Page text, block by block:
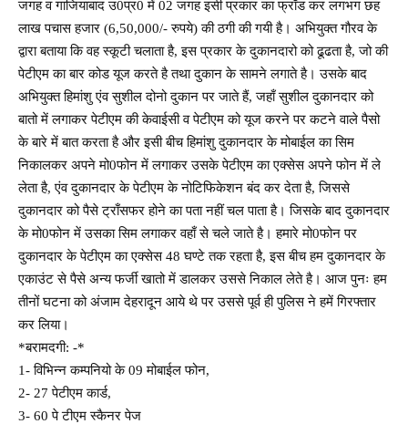
जगह व गाजियाबाद उ0प्र0 में 02 जगह इसी प्रकार का फ्राँड कर लगभग छह
लाख पचास हजार (6,50,000/- रुपये) की ठगी की गयी है। अभियुक्त गौरव के
द्वारा बताया कि वह स्कूटी चलाता है, इस प्रकार के दुकानदारो को ढूढता है, जो की
पेटीएम का बार कोड यूज करते है तथा दुकान के सामने लगाते है। उसके बाद
अभियुक्त हिमांशु एंव सुशील दोनो दुकान पर जाते हैं, जहाँ सुशील दुकानदार को
बातो में लगाकर पेटीएम की केवाईसी व पेटीएम को यूज करने पर कटने वाले पैसो
के बारे में बात करता है और इसी बीच हिमांशु दुकानदार के मोबाईल का सिम
निकालकर अपने मो0फोन में लगाकर उसके पेटीएम का एक्सेस अपने फोन में ले
लेता है, एंव दुकानदार के पेटीएम के नोटिफिकेशन बंद कर देता है, जिससे
दुकानदार को पैसे ट्राँसफर होने का पता नहीं चल पाता है। जिसके बाद दुकानदार
के मो0फोन में उसका सिम लगाकर वहाँ से चले जाते है। हमारे मो0फोन पर
दुकानदार के पेटीएम का एक्सेस 48 घण्टे तक रहता है, इस बीच हम दुकानदार के
एकाउंट से पैसे अन्य फर्जी खातो में डालकर उससे निकाल लेते है। आज पुनः हम
तीनों घटना को अंजाम देहरादून आये थे पर उससे पूर्व ही पुलिस ने हमें गिरफ्तार
कर लिया।
*बरामदगी: -*
1- विभिन्न कम्पनियो के 09 मोबाईल फोन,
2- 27 पेटीएम कार्ड,
3- 60 पे टीएम स्कैनर पेज